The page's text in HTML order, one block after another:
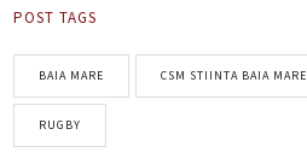
POST TAGS
BAIA MARE CSM STIINTA BAIA MARE
RUGBY